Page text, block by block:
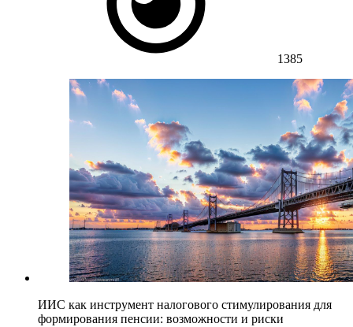
1385
ИИС как инструмент налогового стимулирования для
формирования пенсии: возможности и риски